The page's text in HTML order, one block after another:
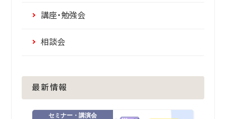
講座・勉強会
相談会
最新情報
セミナー・講演会